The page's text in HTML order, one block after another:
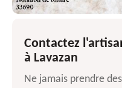
Contactez
à Lavazan
Ne jamais prendre